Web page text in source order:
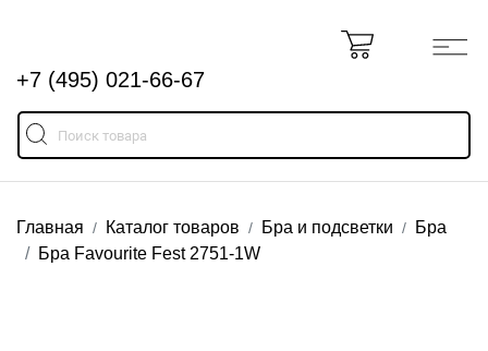
+7 (495) 021-66-67
Главная Каталог товаров Бра и подсветки
Бра
Бра Favourite Fest 2751-1W